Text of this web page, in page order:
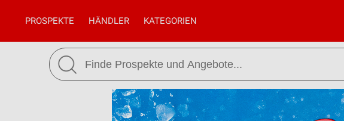
PROSPEKTE HÄNDLER KATEGORIEN